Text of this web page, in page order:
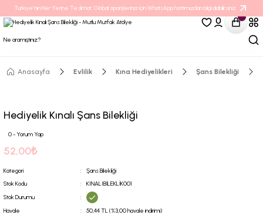
Türkiye’nin Her Yerine Teslimat. Global siparişleriniz için WhatsApp hattımızdan bilgi alabilirsiniz.
Anasayfa Evlilik Kına Hediyelikleri Şans Bilekliği
Hediyelik Kınalı Şans Bilekliği
0 - Yorum Yap
52,00₺
Kategori
Şans Bilekliği
Stok Kodu
KINALIBİLEKLİK001
Stok Durumu
Havale
50,44 TL (%3,00 havale indirimi)